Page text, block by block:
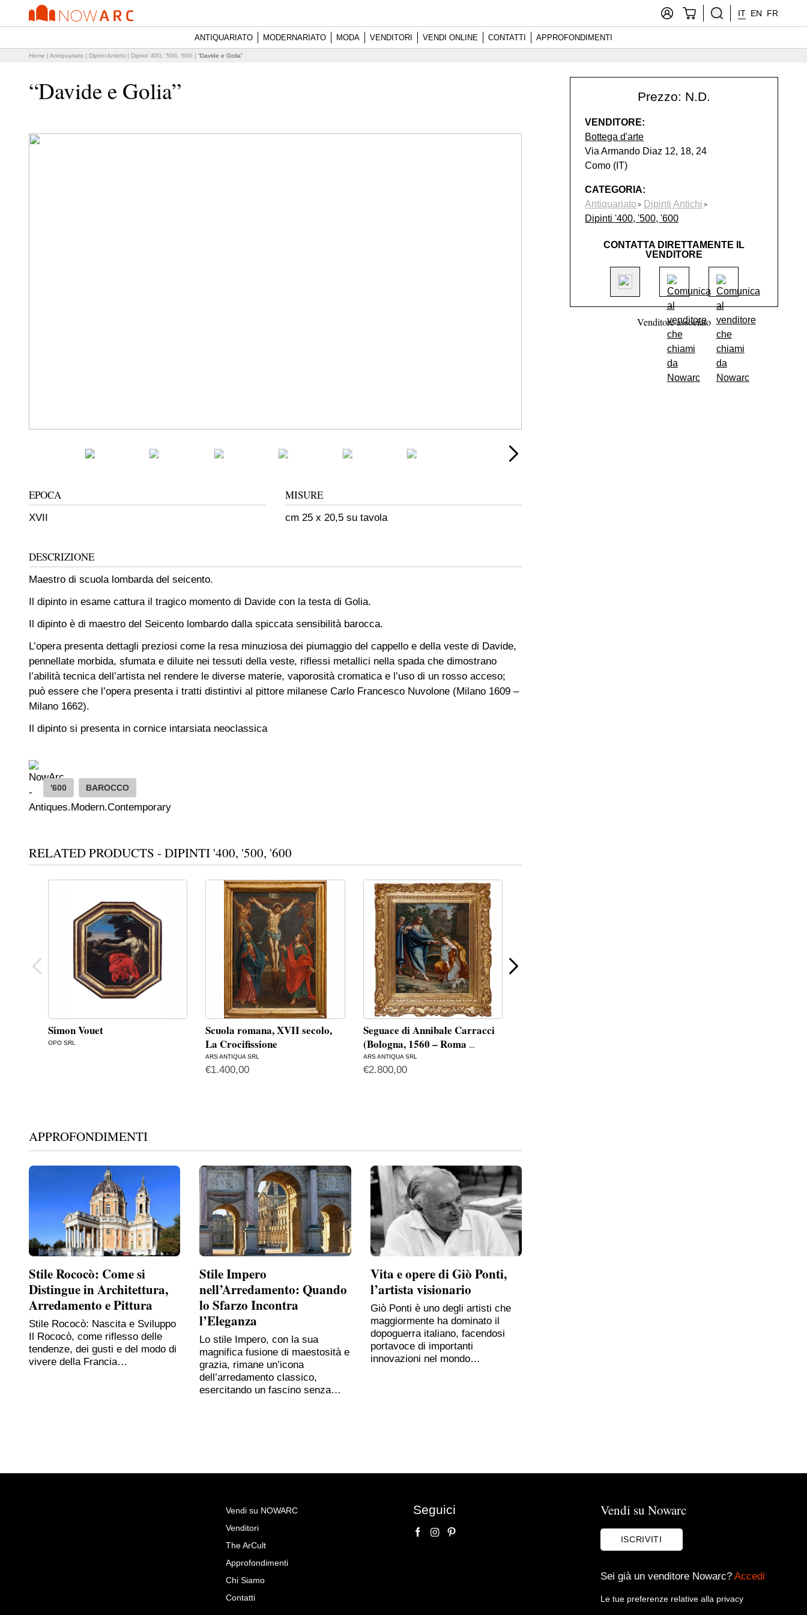
IT EN FR
ANTIQUARIATO MODERNARIATO MODA VENDITORI VENDI ONLINE CONTATTI APPROFONDIMENTI
Home | Antiquariato | Dipinti Antichi | Dipinti '400, '500, '600 | “Davide e Golia”
“Davide e Golia”
EPOCA
XVII
MISURE
cm 25 x 20,5 su tavola
DESCRIZIONE
Maestro di scuola lombarda del seicento.
Il dipinto in esame cattura il tragico momento di Davide con la testa di Golia.
Il dipinto è di maestro del Seicento lombardo dalla spiccata sensibilità barocca.
L’opera presenta dettagli preziosi come la resa minuziosa dei piumaggio del cappello e della veste di Davide,
pennellate morbida, sfumata e diluite nei tessuti della veste, riflessi metallici nella spada che dimostrano
l’abilità tecnica dell’artista nel rendere le diverse materie, vaporosità cromatica e l’uso di un rosso acceso;
può essere che l’opera presenta i tratti distintivi al pittore milanese Carlo Francesco Nuvolone (Milano 1609 –
Milano 1662).
Il dipinto si presenta in cornice intarsiata neoclassica
'600 BAROCCO
RELATED PRODUCTS - DIPINTI '400, '500, '600
Simon Vouet
OPO SRL
Scuola romana, XVII secolo,
La Crocifissione
ARS ANTIQUA SRL
€1.400,00
Seguace di Annibale Carracci
(Bologna, 1560 – Roma …
ARS ANTIQUA SRL
€2.800,00
APPROFONDIMENTI
Stile Rococò: Come si
Distingue in Architettura,
Arredamento e Pittura
Stile Rococò: Nascita e Sviluppo
Il Rococò, come riflesso delle
tendenze, dei gusti e del modo di
vivere della Francia…
Stile Impero
nell’Arredamento: Quando
lo Sfarzo Incontra
l’Eleganza
Lo stile Impero, con la sua
magnifica fusione di maestosità e
grazia, rimane un’icona
dell’arredamento classico,
esercitando un fascino senza…
Vita e opere di Giò Ponti,
l’artista visionario
Giò Ponti è uno degli artisti che
maggiormente ha dominato il
dopoguerra italiano, facendosi
portavoce di importanti
innovazioni nel mondo…
Prezzo: N.D.
VENDITORE:
Bottega d'arte
Via Armando Diaz 12, 18, 24
Como (IT)
CATEGORIA:
Antiquariato
Dipinti Antichi
Dipinti '400, '500, '600
CONTATTA DIRETTAMENTE IL
VENDITORE
Venditore associato
Richiedi Maggiori Info su
“Davide e Golia”
Vendi su NOWARC
Venditori
The ArCult
Approfondimenti
Chi Siamo
Contatti
Seguici Vendi su Nowarc
ISCRIVITI
Sei già un venditore Nowarc? Accedi
Le tue preferenze relative alla privacy